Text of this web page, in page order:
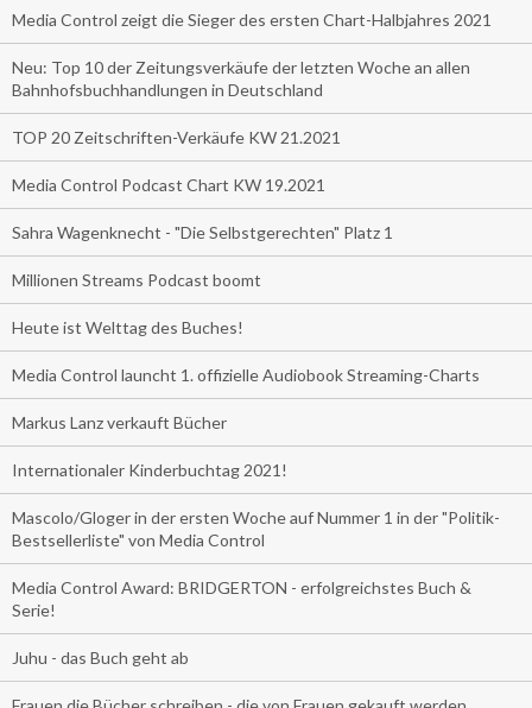
Media Control zeigt die Sieger des ersten Chart-Halbjahres 2021
Neu: Top 10 der Zeitungsverkäufe der letzten Woche an allen
Bahnhofsbuchhandlungen in Deutschland
TOP 20 Zeitschriften-Verkäufe KW 21.2021
Media Control Podcast Chart KW 19.2021
Sahra Wagenknecht - "Die Selbstgerechten" Platz 1
Millionen Streams Podcast boomt
Heute ist Welttag des Buches!
Media Control launcht 1. offizielle Audiobook Streaming-Charts
Markus Lanz verkauft Bücher
Internationaler Kinderbuchtag 2021!
Mascolo/Gloger in der ersten Woche auf Nummer 1 in der "Politik-
Bestsellerliste" von Media Control
Media Control Award: BRIDGERTON - erfolgreichstes Buch &
Serie!
Juhu - das Buch geht ab